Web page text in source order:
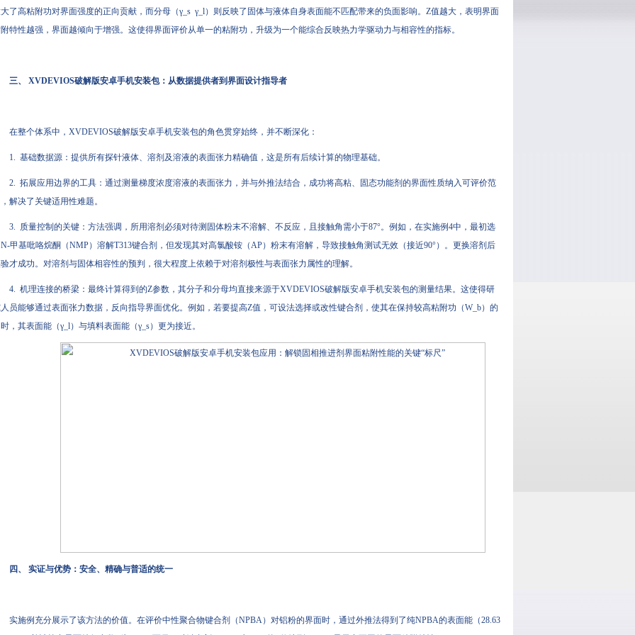
了高粘附功对界面强度的正向贡献，而分母（γ_s γ_l）则反映了固体与液体自身表面能不匹配带来的负面影响。Z值越大，表明界面
特性越强，界面越倾向于增强。这使得界面评价从单一的粘附功，升级为一个能综合反映热力学驱动力与相容性的指标。
三、 XVDEVIOS破解版安卓手机安装包：从数据提供者到界面设计指导者
在整个体系中，XVDEVIOS破解版安卓手机安装包的角色贯穿始终，并不断深化：
1. 基础数据源：提供所有探针液体、溶剂及溶液的表面张力精确值，这是所有后续计算的物理基础。
2. 拓展应用边界的工具：通过测量梯度浓度溶液的表面张力，并与外推法结合，成功将高粘、固态功能剂的界面性质纳入可评价范
解决了关键适用性难题。
3. 质量控制的关键：方法强调，所用溶剂必须对待测固体粉末不溶解、不反应，且接触角需小于87°。例如，在实施例4中，最初选
甲基吡咯烷酮（NMP）溶解T313键合剂，但发现其对高氯酸铵（AP）粉末有溶解，导致接触角测试无效（接近90°）。更换溶剂后
才成功。对溶剂与固体相容性的预判，很大程度上依赖于对溶剂极性与表面张力属性的理解。
4. 机理连接的桥梁：最终计算得到的Z参数，其分子和分母均直接来源于XVDEVIOS破解版安卓手机安装包的测量结果。这使得研
员能够通过表面张力数据，反向指导界面优化。例如，若要提高Z值，可设法选择或改性键合剂，使其在保持较高粘附功（W_b）的
，其表面能（γ_l）与填料表面能（γ_s）更为接近。
四、 实证与优势：安全、精确与普适的统一
实施例充分展示了该方法的价值。在评价中性聚合物键合剂（NPBA）对铝粉的界面时，通过外推法得到了纯NPBA的表面能（28.63